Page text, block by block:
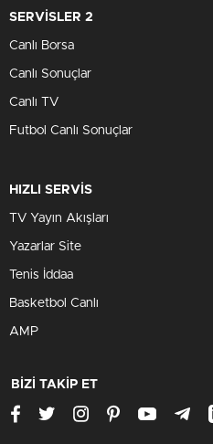
SERVİSLER 2
Canlı Borsa
Canlı Sonuçlar
Canlı TV
Futbol Canlı Sonuçlar
HIZLI SERVİS
TV Yayın Akışları
Yazarlar Site
Tenis İddaa
Basketbol Canlı
AMP
BİZİ TAKİP ET